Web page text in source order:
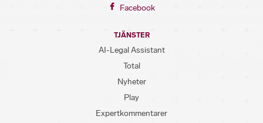
Facebook
TJÄNSTER
AI-Legal Assistant
Total
Nyheter
Play
Expertkommentarer